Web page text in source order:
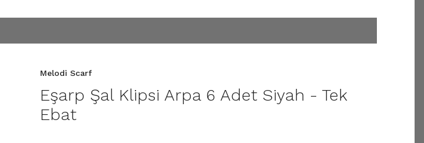
Melodi Scarf
Eşarp Şal Klipsi Arpa 6 Adet Siyah - Tek
Ebat